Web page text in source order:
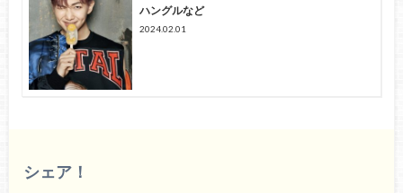
ハングルなど
2024.02.01
シェア！